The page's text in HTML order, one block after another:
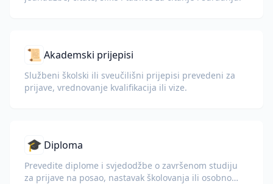
📜 Akademski prijepisi
Službeni školski ili sveučilišni prijepisi prevedeni za
prijave, vrednovanje kvalifikacija ili vize.
🎓 Diploma
Prevedite diplome i svjedodžbe o završenom studiju
za prijave na posao, nastavak školovanja ili osobno